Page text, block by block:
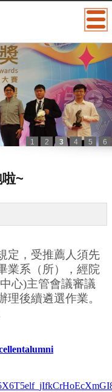
1 2 3 4 5
6
~
定，受推薦人須先
業系（所），經院
心)主管會議審議
後續遴選作業。